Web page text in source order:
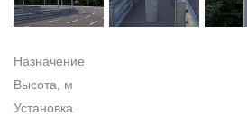
Назначение
Высота, м
Установка